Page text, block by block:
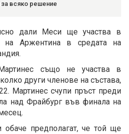
всяко решение
дали Меси ще участва в
на Аржентина в средата на
също не участва в
други членове на състава,
Мартинес счупи пръст преди
над Фрайбург във финала на
предполагат, че той ще